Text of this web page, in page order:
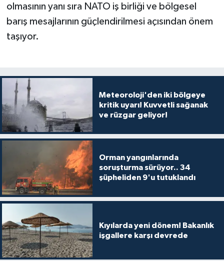
olmasının yanı sıra NATO iş birliği ve bölgesel
barış mesajlarının güçlendirilmesi açısından önem
taşıyor.
Meteoroloji'den iki bölgeye
kritik uyarı! Kuvvetli sağanak
ve rüzgar geliyor!
Orman yangınlarında
soruşturma sürüyor.. 34
şüpheliden 9'u tutuklandı
Kıyılarda yeni dönem! Bakanlık
işgallere karşı devrede